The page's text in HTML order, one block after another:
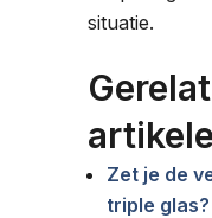
situatie.
Zet je de
triple glas?